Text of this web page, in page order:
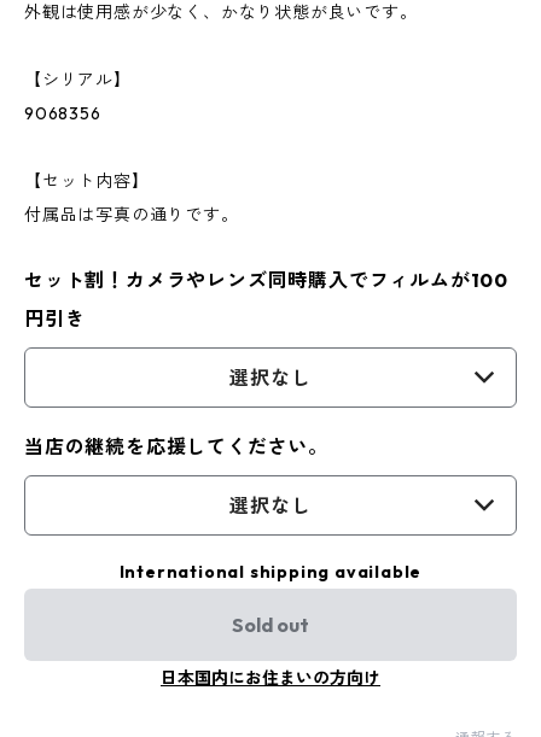
外観は使用感が少なく、かなり状態が良いです。
【シリアル】
9068356
【セット内容】
付属品は写真の通りです。
セット割！カメラやレンズ同時購入でフィルムが100
円引き
選択なし
当店の継続を応援してください。
選択なし
International shipping available
Sold out
日本国内にお住まいの方向け